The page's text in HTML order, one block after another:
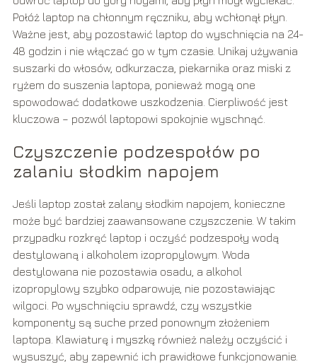
Połóż laptop na chłonnym ręczniku, aby wchłonął płyn.
Ważne jest, aby pozostawić laptop do wyschnięcia na 24-
48 godzin i nie włączać go w tym czasie. Unikaj używania
suszarki do włosów, odkurzacza, piekarnika oraz miski z
ryżem do suszenia laptopa, ponieważ mogą one
spowodować dodatkowe uszkodzenia. Cierpliwość jest
kluczowa – pozwól laptopowi spokojnie wyschnąć.
Czyszczenie podzespołów po
zalaniu słodkim napojem
Jeśli laptop został zalany słodkim napojem, konieczne
może być bardziej zaawansowane czyszczenie. W takim
przypadku rozkręć laptop i oczyść podzespoły wodą
destylowaną i alkoholem izopropylowym. Woda
destylowana nie pozostawia osadu, a alkohol
izopropylowy szybko odparowuje, nie pozostawiając
wilgoci. Po wyschnięciu sprawdź, czy wszystkie
komponenty są suche przed ponownym złożeniem
laptopa. Klawiaturę i myszkę również należy oczyścić i
wysuszyć, aby zapewnić ich prawidłowe funkcjonowanie.